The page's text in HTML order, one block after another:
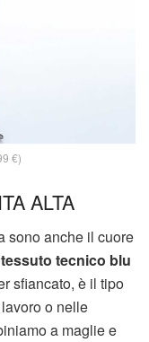
€)
ALTA
sono anche il cuore
tessuto tecnico blu
sfiancato, è il tipo
o nelle
a maglie e